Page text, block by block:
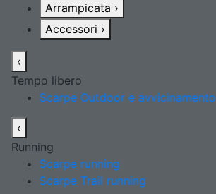
Arrampicata ›
Accessori ›
‹
Tempo libero
Scarpe Outdoor e avvicinamento
‹
Running
Scarpe running
Scarpe Trail running